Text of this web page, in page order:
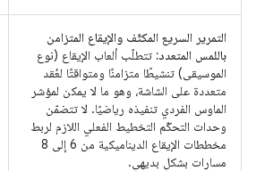
التمرير السريع المكثّف والإيقاع المتزامن
باللمس المتعدد: تتطلّب ألعاب الإيقاع (نوع
الموسيقى) تنشيطًا متزامنًا ومتواقتًا لعُقد
متعددة على الشاشة، وهو ما لا يمكن لمؤشر
الماوس الفردي تنفيذه رياضيًا. لا تتضمّن
وحدات التحكّم التخطيط الفعلي اللازم لربط
مخططات الإيقاع الديناميكية من 6 إلى 8
مسارات بشكلٍ بديهي.